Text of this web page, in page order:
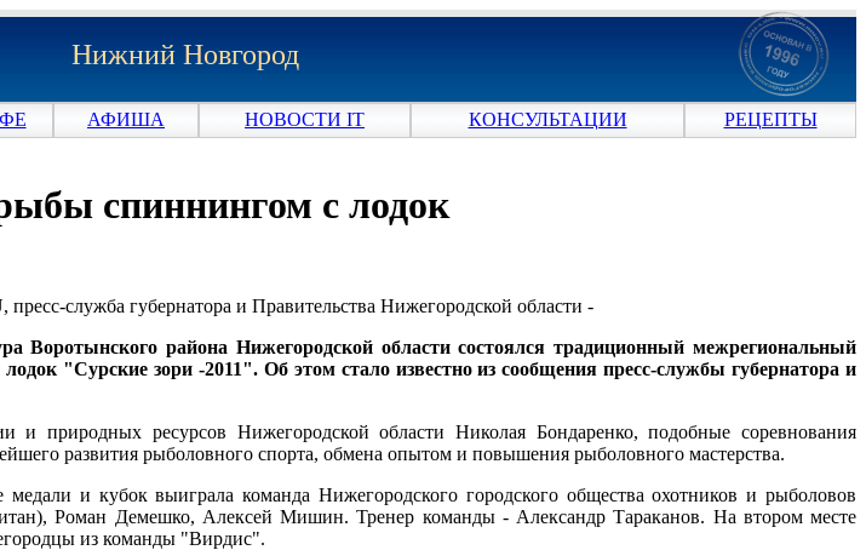
Нижний Новгород
АФИША НОВОСТИ IT КОНСУЛЬТАЦИИ РЕЦЕПТЫ
спиннингом с лодок
служба губернатора и Правительства Нижегородской области -
Воротынского района Нижегородской области состоялся традиционный межрегиональный
"Сурские зори -2011". Об этом стало известно из сообщения пресс-службы губернатора и
и природных ресурсов Нижегородской области Николая Бондаренко, подобные соревнования
развития рыболовного спорта, обмена опытом и повышения рыболовного мастерства.
и кубок выиграла команда Нижегородского городского общества охотников и рыболовов
Роман Демешко, Алексей Мишин. Тренер команды - Александр Тараканов. На втором месте
из команды "Вирдис".